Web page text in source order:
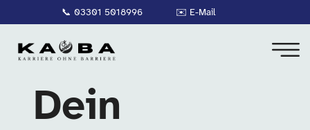
📞 03301 5018996 ✉️ E-Mail
Dein